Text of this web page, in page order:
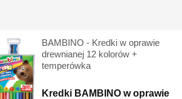
BAMBINO - Kredki w oprawie
drewnianej 12 kolorów +
temperówka
Kredki BAMBINO w oprawie